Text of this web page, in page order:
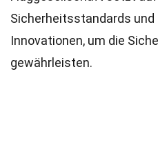
Sicherheitsstandards
Innovationen, um die
gewährleisten.